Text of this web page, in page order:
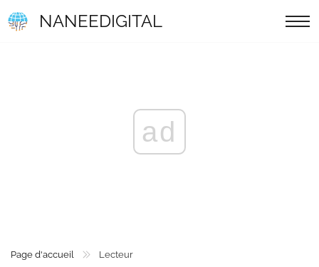
NANEEDIGITAL
ad
Page d'accueil Lecteur